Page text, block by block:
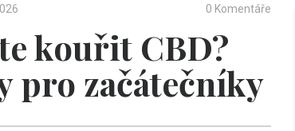
0 Komentáře
kouřit CBD?
pro začátečníky